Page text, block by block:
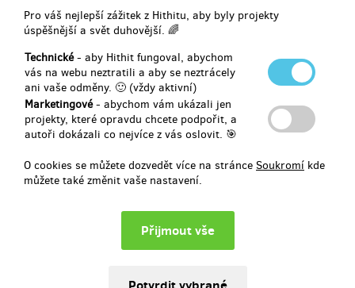
Pro váš nejlepší zážitek z Hithitu, aby byly projekty
úspěšnější a svět duhovější. 🌈
Technické- aby Hithit fungoval, abychom
vás na webu neztratili a aby se neztrácely
ani vaše odměny. 🙂 (vždy aktivní)
Marketingové- abychom vám ukázali jen
projekty, které opravdu chcete podpořit, a
autoři dokázali co nejvíce z vás oslovit. 🎯
O cookies se můžete dozvedět více na stránce Soukromí kde
můžete také změnit vaše nastavení.
Najdete nás na